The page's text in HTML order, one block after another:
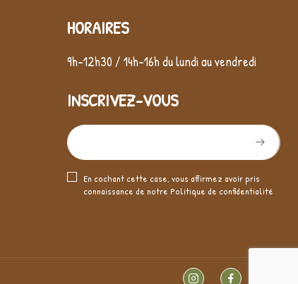
HORAIRES
En cochant cette case, vous affirmez avoir pris
connaissance de notre Politique de confidentialité
9h-12h30 / 14h-16h du lundi au vendredi
INSCRIVEZ-VOUS